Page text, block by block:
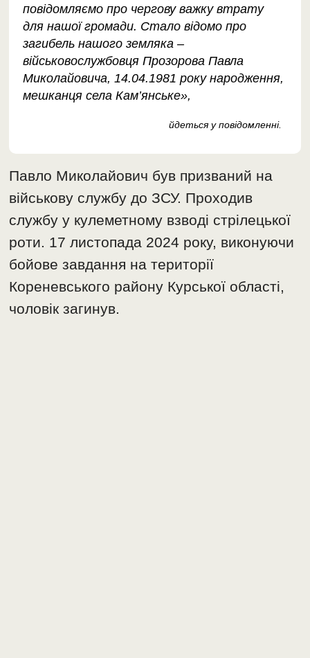
повідомляємо про чергову важку втрату
для нашої громади. Стало відомо про
загибель нашого земляка –
військовослужбовця Прозорова Павла
Миколайовича, 14.04.1981 року народження,
мешканця села Кам’янське»,
йдеться у повідомленні.
Павло Миколайович був призваний на
військову службу до ЗСУ. Проходив
службу у кулеметному взводі стрілецької
роти. 17 листопада 2024 року, виконуючи
бойове завдання на території
Кореневського району Курської області,
чоловік загинув.